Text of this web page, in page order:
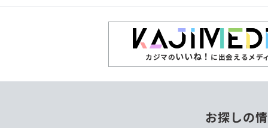
カジマのいいね！ に出会えるメデ
お探しの